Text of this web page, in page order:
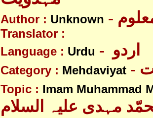
Author : Unknown
Translator :
Language : Urdu
Category : Mehdaviyat
Topic : Imam Muhammad
مہدی علیہ السلام